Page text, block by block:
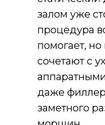
залом уже
процедура
помогает, но
сочетают с
даже
заметного